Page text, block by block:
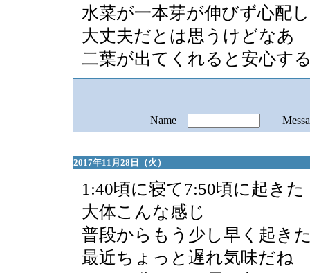
水菜が一本芽が伸びず心配
大丈夫だとは思うけどなあ
二葉が出てくれると安心す
Name
2017年11月28日（火）
1:40頃に寝て7:50頃に起きた
大体こんな感じ
普段からもう少し早く起き
最近ちょっと遅れ気味だね